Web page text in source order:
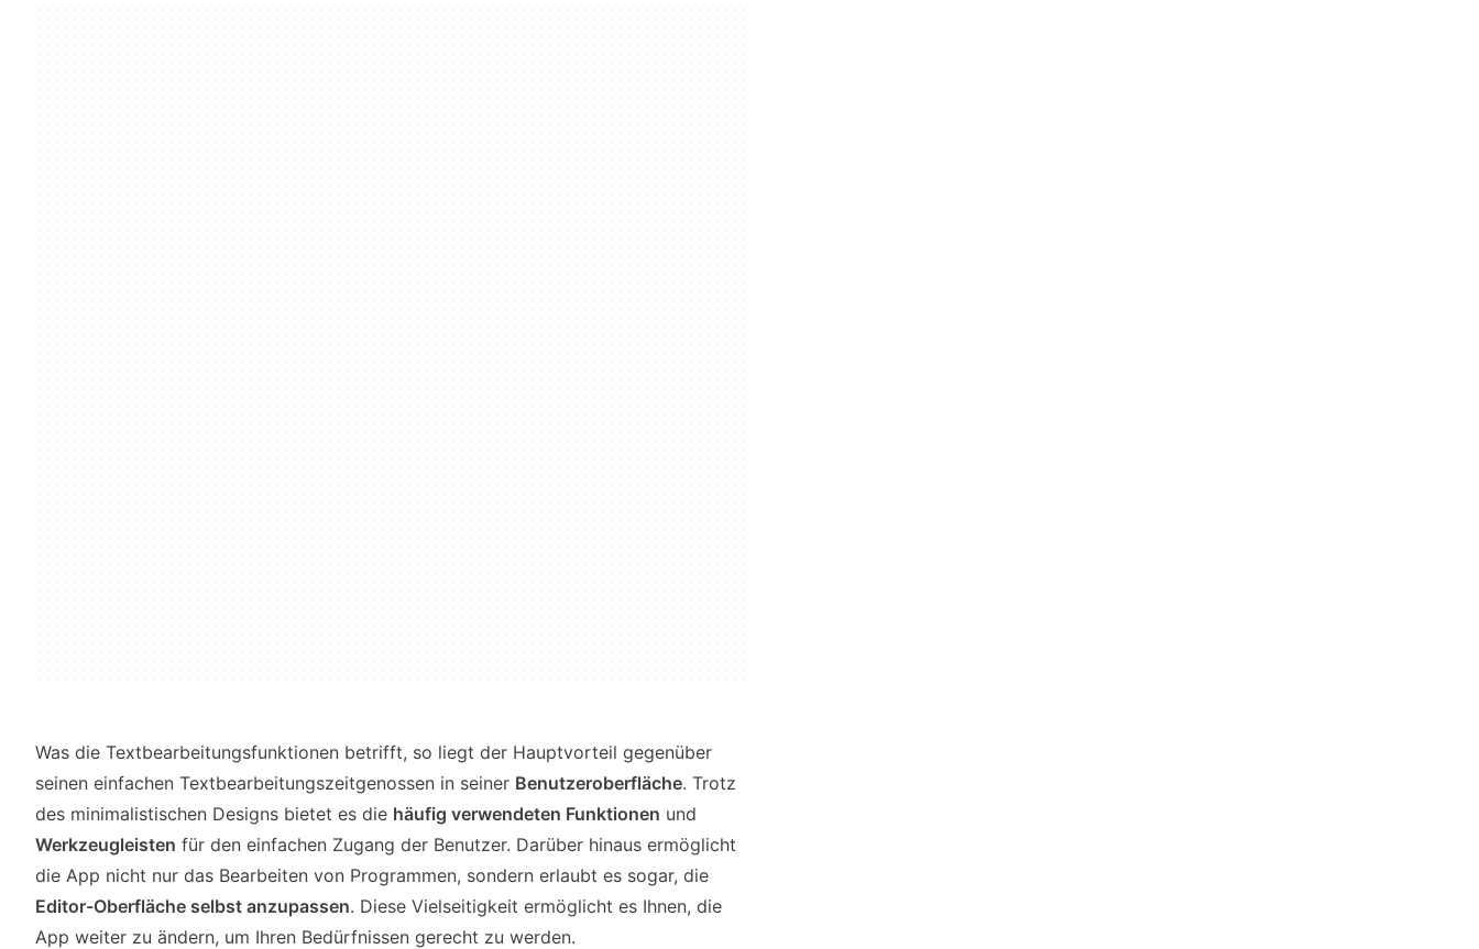
Was die Textbearbeitungsfunktionen betrifft, so liegt der Hauptvorteil gegenüber
seinen einfachen Textbearbeitungszeitgenossen in seiner Benutzeroberfläche. Trotz
des minimalistischen Designs bietet es die häufig verwendeten Funktionen und
Werkzeugleisten für den einfachen Zugang der Benutzer. Darüber hinaus ermöglicht
die App nicht nur das Bearbeiten von Programmen, sondern erlaubt es sogar, die
Editor-Oberfläche selbst anzupassen. Diese Vielseitigkeit ermöglicht es Ihnen, die
App weiter zu ändern, um Ihren Bedürfnissen gerecht zu werden.